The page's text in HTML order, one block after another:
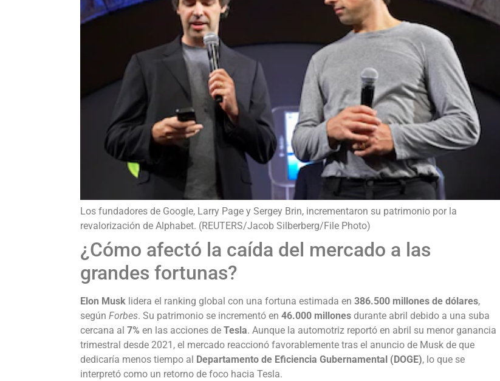
Los fundadores de Google, Larry Page y Sergey Brin, incrementaron su patrimonio por la
revalorización de Alphabet. (REUTERS/Jacob Silberberg/File Photo)
¿Cómo afectó la caída del mercado a las
grandes fortunas?
Elon Musk lidera el ranking global con una fortuna estimada en 386.500 millones de dólares,
según Forbes. Su patrimonio se incrementó en 46.000 millones durante abril debido a una suba
cercana al 7% en las acciones de Tesla. Aunque la automotriz reportó en abril su menor ganancia
trimestral desde 2021, el mercado reaccionó favorablemente tras el anuncio de Musk de que
dedicaría menos tiempo al
Departamento de Eficiencia Gubernamental (DOGE), lo que se
interpretó como un retorno de foco hacia Tesla.